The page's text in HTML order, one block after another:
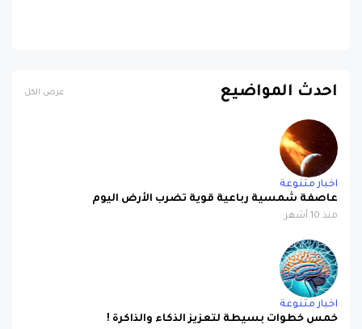
اخبار متنوعة
عاصفة شمسية رباعية قوية تضرب الأرض اليوم
منذ 10 أشهر
اخبار متنوعة
خمس خطوات بسيطة لتعزيز الذكاء والذاكرة !
منذ 11 شهرًا